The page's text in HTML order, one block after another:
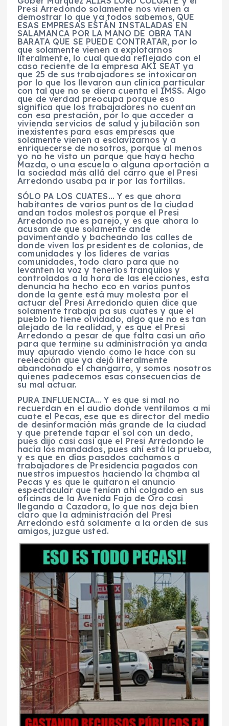
Presi Arredondo solamente nos vienen a
demostrar lo que ya todos sabemos, QUE
ESAS EMPRESAS ESTÁN INSTALADAS EN
SALAMANCA POR LA MANO DE OBRA TAN
BARATA QUE SE PUEDE CONTRATAR, por lo
que solamente vienen a explotarnos
literalmente, lo cual queda reflejado con el
caso reciente de la empresa AKI SEAT ya
que 25 de sus trabajadores se intoxicaron
por lo que los llevaron aun clínica particular
con tal que no se diera cuenta el IMSS. Algo
que de verdad preocupa porque eso
significa que los trabajadores no cuentan
con esa prestación, por lo que acceder a
vivienda servicios de salud y jubilación son
inexistentes para esas empresas que
solamente vienen a esclavizarnos y a
enriquecerse de nosotros, porque al menos
yo no he visto un parque que haya hecho
Mazda, o una escuela o alguna aportación a
la sociedad más allá del carro que el Presi
Arredondo usaba pa ir por las tortillas.
SÓLO PA LOS CUATES… Y es que ahora
habitantes de varios puntos de la ciudad
andan todos molestos porque el Presi
Arredondo no es parejo, y es que ahora lo
acusan de que solamente ande
pavimentando y bacheando las calles de
donde viven los presidentes de colonias, de
comunidades y los líderes de varias
comunidades, todo claro para que no
levanten la voz y tenerlos tranquilos y
controlados a la hora de las elecciones, esta
denuncia ha hecho eco en varios puntos
donde la gente está muy molesta por el
actuar del Presi Arredondo quien dice que
solamente trabaja pa sus cuates y que el
pueblo lo tiene olvidado, algo que no es tan
alejado de la realidad, y es que el Presi
Arredondo a pesar de que falta casi un año
para que termine su administración ya anda
muy apurado viendo como le hace con su
reelección que ya dejó literalmente
abandonado el changarro, y somos nosotros
quienes padecemos esas consecuencias de
su mal actuar.
PURA INFLUENCIA… Y es que si mal no
recuerdan en el audio donde ventilamos a mi
cuate el Pecas, ese que es director del medio
de desinformación más grande de la ciudad
y que pretende tapar el sol con un dedo,
pues dijo casi casi que el Presi Arredondo le
hacía los mandados, pues ahí está la prueba,
y es que en días pasados cachamos a
trabajadores de Presidencia pagados con
nuestros impuestos haciendo la chamba al
Pecas y es que le quitaron el anuncio
espectacular que tenían ahí colgado en sus
oficinas de la Avenida Faja de Oro casi
llegando a Cazadora, lo que nos deja bien
claro que la administración del Presi
Arredondo está solamente a la orden de sus
amigos, juzgue usted.